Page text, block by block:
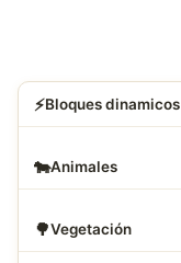
⚡Bloques dinamicos
🐄Animales
🌳Vegetación